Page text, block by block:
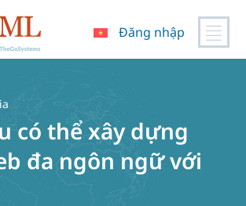
Đăng nhập
có thể xây dựng
đa ngôn ngữ với